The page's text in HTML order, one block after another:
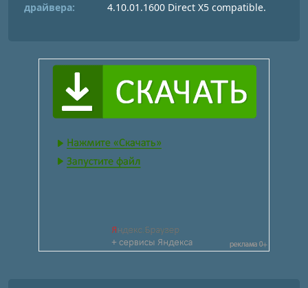
драйвера:
4.10.01.1600 Direct X5 compatible.